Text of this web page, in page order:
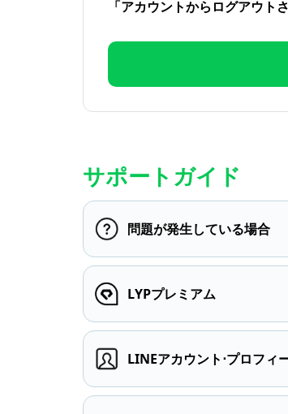
「アカウントからログアウト
サポートガイド
問題が発生している場合
LYPプレミアム
LINEアカウント⋅プロフィ